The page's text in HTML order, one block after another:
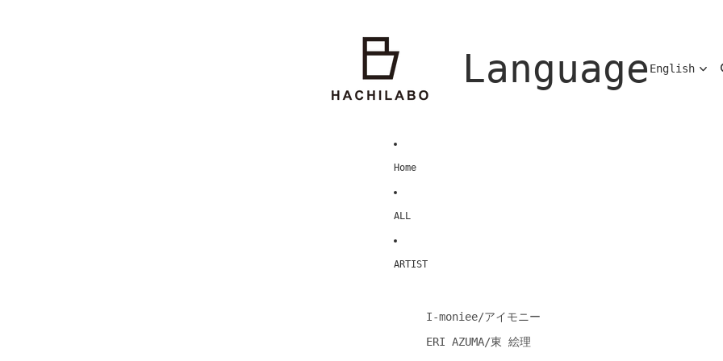
Language
Home
ALL
ARTIST
I-moniee/アイモニー
ERI AZUMA/東 絵理